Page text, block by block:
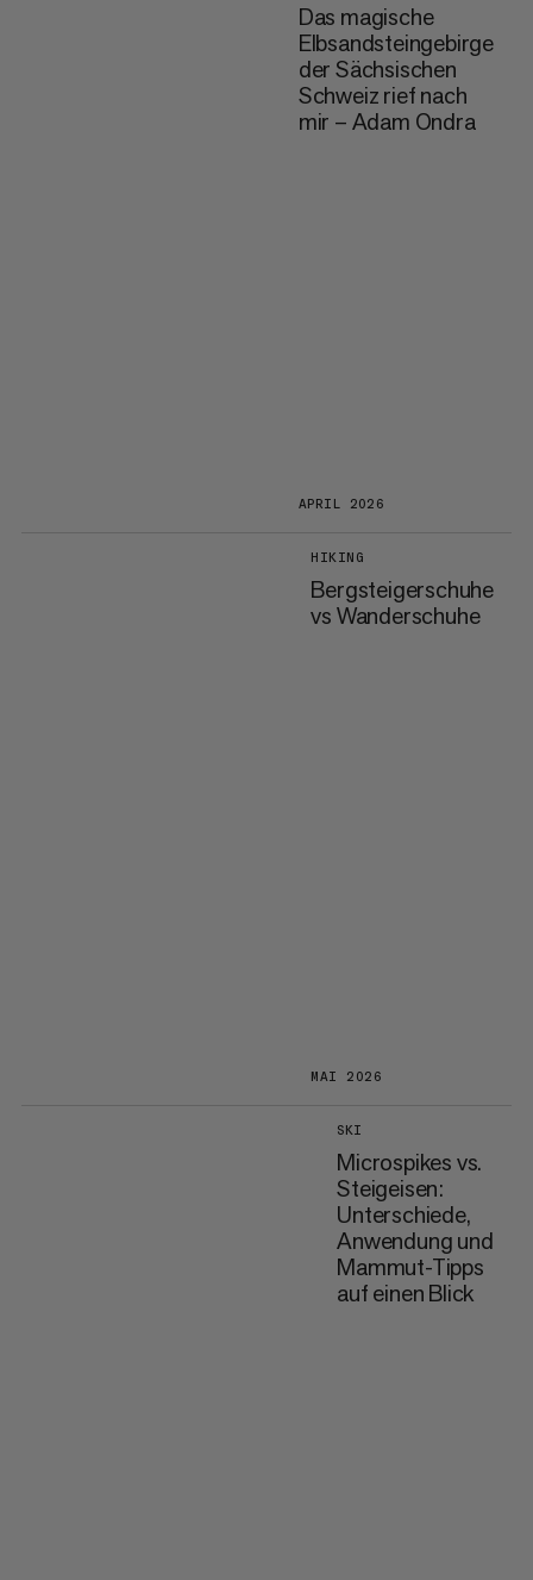
Das magische
Elbsandsteingebirge
der Sächsischen
Schweiz rief nach
mir – Adam Ondra
APRIL 2026
HIKING
Bergsteigerschuhe
vs Wanderschuhe
MAI 2026
SKI
Microspikes vs.
Steigeisen:
Unterschiede,
Anwendung und
Mammut-Tipps
auf einen Blick